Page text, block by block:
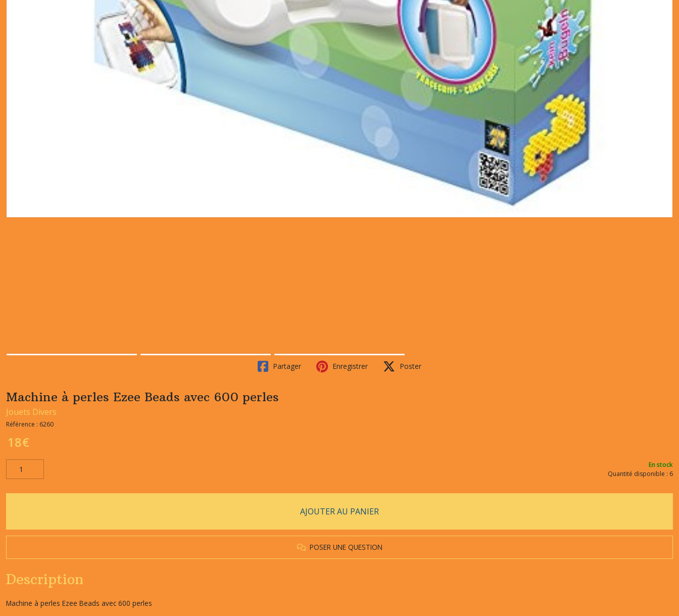
Partager Enregistrer Poster
Machine à perles Ezee Beads avec 600 perles
Jouets Divers
Référence : 6260
18€
En stock
Quantité disponible : 6
AJOUTER AU PANIER
POSER UNE QUESTION
Description
Machine à perles Ezee Beads avec 600 perles